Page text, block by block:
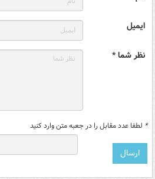
ایمیل
نظر شما *
* لطفا عدد مقابل را در جعبه متن وارد کنید